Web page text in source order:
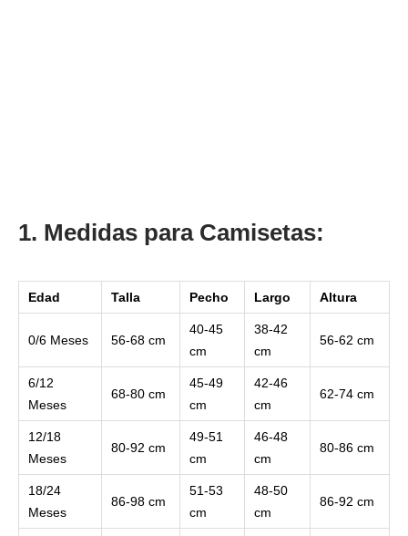
1. Medidas para Camisetas:
Edad Talla Pecho Largo Altura
0/6 Meses 56-68 cm
40-45
cm
38-42
cm
56-62 cm
6/12
Meses
68-80 cm
45-49
cm
42-46
cm
62-74 cm
12/18
Meses
80-92 cm
49-51
cm
46-48
cm
80-86 cm
18/24
Meses
86-98 cm
51-53
cm
48-50
cm
86-92 cm